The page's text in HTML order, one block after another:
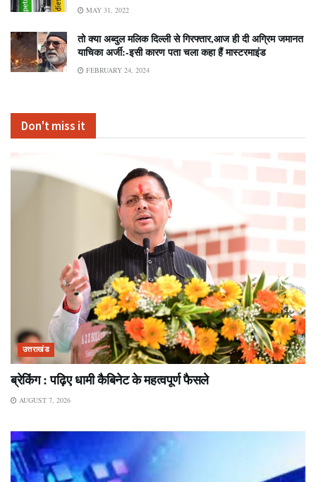
MAY 31, 2022
तो क्या अब्दुल मलिक दिल्ली से गिरफ्तार,आज ही दी अग्रिम जमानत
याचिका अर्जी:-इसी कारण पता चला कहा हैं मास्टरमाइंड
FEBRUARY 24, 2024
Don't miss it
उत्तराखंड
ब्रेकिंग : पढ़िए धामी कैबिनेट के महत्वपूर्ण फैसले
AUGUST 7, 2026